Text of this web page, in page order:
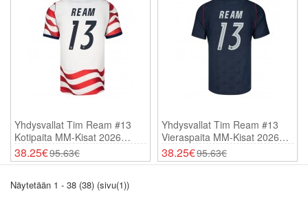
Yhdysvallat Tim Ream #13
Kotipaita MM-Kisat 2026
Lyhythihainen
38.25€95.63€
Yhdysvallat Tim Ream #13
Vieraspaita MM-Kisat 2026
Lyhythihainen
38.25€95.63€
Näytetään 1 - 38 (38) (sivu(1))